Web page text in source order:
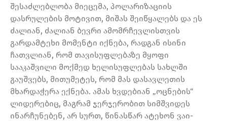
შესაძლებლობა მიეცემა, პოლარიზაციის
დასრულების მოტივით, მიშას შეიწყალებს და ეს
ძალიან, ძალიან ბევრი ამომრჩევლისთვის
გარდამტეხი მომენტი იქნება, რადგან ისინი
ჩათვლიან, რომ თავისუფლებაზე მყოფი
სააკაშვილი მოქმედ ხელისუფლებას სახლში
გაუშვებს, მითუმეტეს, რომ მას დასავლეთის
მხარდაჭერა ექნება. ამას ხვდებიან „ოცნების“
ლიდერებიც, მაგრამ ჯერჯერობით სიმშვიდეს
ინარჩუნებენ, არ სურთ, წინასწარ ატეხონ ვაი-